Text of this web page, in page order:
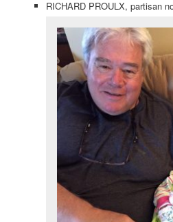
RICHARD PROULX, partisan